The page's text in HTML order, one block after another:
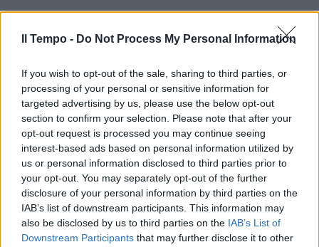
Il Tempo - Do Not Process My Personal Information
If you wish to opt-out of the sale, sharing to third parties, or
processing of your personal or sensitive information for
targeted advertising by us, please use the below opt-out
section to confirm your selection. Please note that after your
opt-out request is processed you may continue seeing
interest-based ads based on personal information utilized by
us or personal information disclosed to third parties prior to
your opt-out. You may separately opt-out of the further
disclosure of your personal information by third parties on the
IAB’s list of downstream participants. This information may
also be disclosed by us to third parties on the IAB’s List of
Downstream Participants that may further disclose it to other
In evidenza